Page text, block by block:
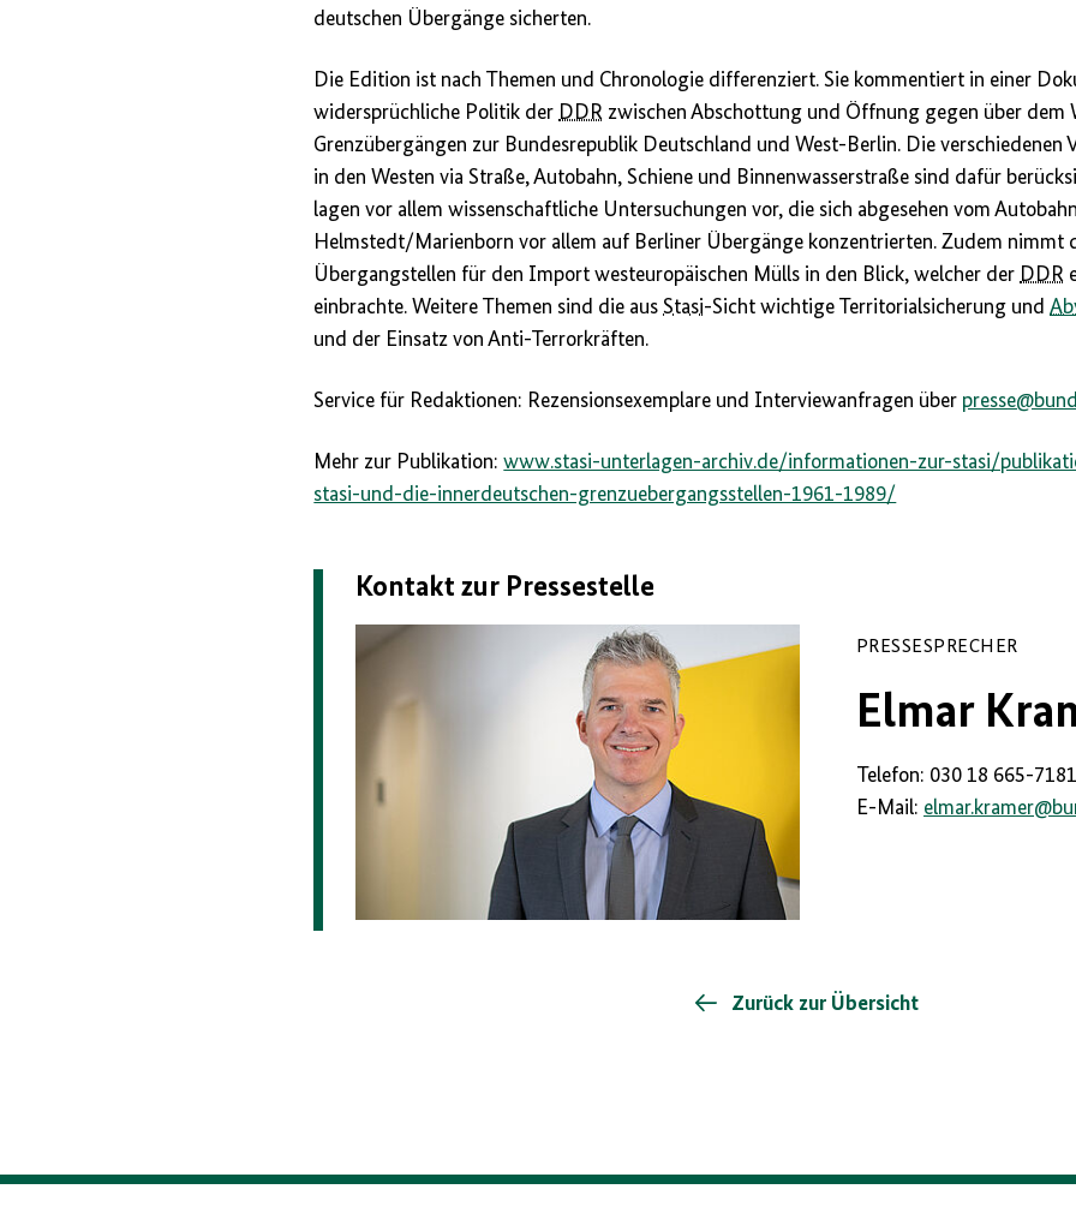
deutschen Übergänge sicherten.
Die Edition ist nach Themen und Chronologie differenziert. Sie kommentiert in einer
widersprüchliche Politik der DDR zwischen Abschottung und Öffnung gegen über dem
Grenzübergängen zur Bundesrepublik Deutschland und West-Berlin. Die verschiedenen
in den Westen via Straße, Autobahn, Schiene und Binnenwasserstraße sind dafür
lagen vor allem wissenschaftliche Untersuchungen vor, die sich abgesehen vom
Helmstedt/Marienborn vor allem auf Berliner Übergänge konzentrierten. Zudem nimmt
Übergangstellen für den Import westeuropäischen Mülls in den Blick, welcher der DDR
einbrachte. Weitere Themen sind die ausStasi-Sicht wichtige Territorialsicherung und
und der Einsatz von Anti-Terrorkräften.
Service für Redaktionen: Rezensionsexemplare und Interviewanfragen über
Mehr zur Publikation:www.stasi-unterlagen-archiv.de/informationen-zur-stasi/
stasi-und-die-innerdeutschen-grenzuebergangsstellen-1961-1989/
Kontakt zur Pressestelle
PRESSESPRECHER
Elmar
Telefon: 030 18 665-
E-Mail: elmar.kramer@
Zurück zur Übersicht